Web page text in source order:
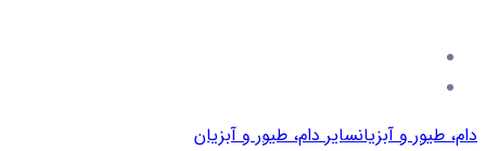
دام، طیور و آبزیانسایر دام، طیور و آبزیان